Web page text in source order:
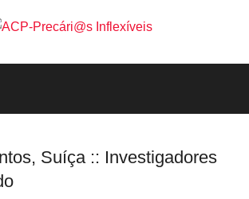
Suíça :: Investigadores